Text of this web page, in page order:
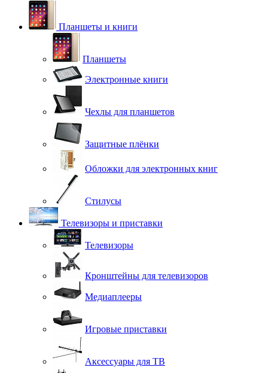
Планшеты и книги
Планшеты
Электронные книги
Чехлы для планшетов
Защитные плёнки
Обложки для электронных книг
Стилусы
Телевизоры и приставки
Телевизоры
Кронштейны для телевизоров
Медиаплееры
Игровые приставки
Аксессуары для ТВ